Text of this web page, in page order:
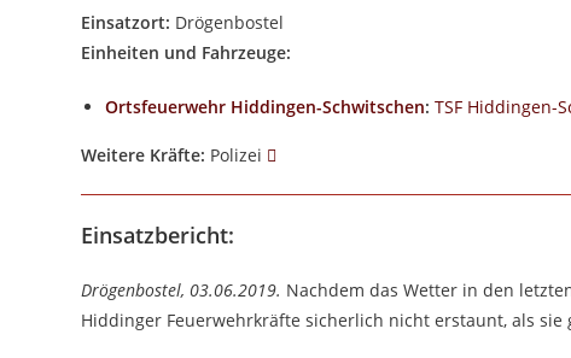
Einsatzort: Drögenbostel
Einheiten und Fahrzeuge:
Ortsfeuerwehr Hiddingen-Schwitschen: TSF Hiddingen-
Weitere Kräfte: Polizei
Einsatzbericht:
Drögenbostel, 03.06.2019. Nachdem das Wetter in den
Hiddinger Feuerwehrkräfte sicherlich nicht erstaunt, als